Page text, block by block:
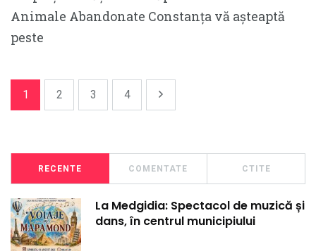
Animale Abandonate Constanța vă așteaptă
peste
1 2 3 4
RECENTE COMENTATE CTITE
La Medgidia: Spectacol de muzică și
dans, în centrul municipiului